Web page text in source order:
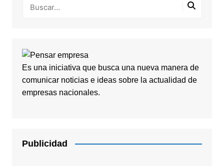
Es una iniciativa que busca una nueva manera de
comunicar noticias e ideas sobre la actualidad de
empresas nacionales.
Publicidad